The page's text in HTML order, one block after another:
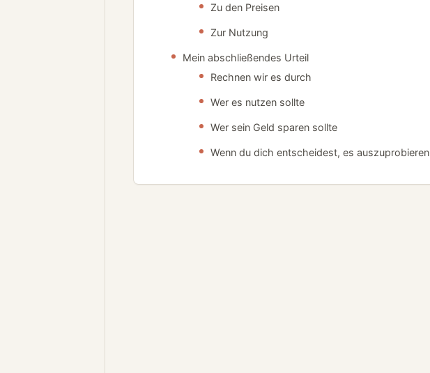
Zu den Preisen
Zur Nutzung
Mein abschließendes Urteil
Rechnen wir es durch
Wer es nutzen sollte
Wer sein Geld sparen sollte
Wenn du dich entscheidest, es auszuprobieren